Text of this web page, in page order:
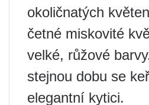
okoličnatých
četné miskovité
velké, růžové
stejnou dobu se
elegantní kytici.